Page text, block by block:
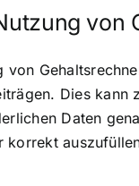
von
Dies
Daten